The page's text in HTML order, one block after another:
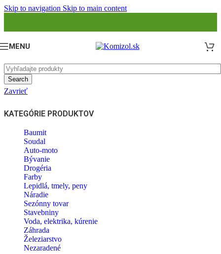
Skip to navigation Skip to main content
MENU
Search
Zavrieť
KATEGÓRIE PRODUKTOV
Baumit
Soudal
Auto-moto
Bývanie
Drogéria
Farby
Lepidlá, tmely, peny
Náradie
Sezónny tovar
Stavebniny
Voda, elektrika, kúrenie
Záhrada
Železiarstvo
Nezaradené